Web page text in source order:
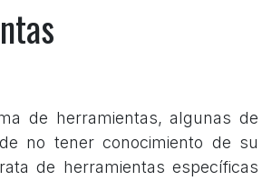
de herramientas, algunas de
no tener conocimiento de su
de herramientas específicas